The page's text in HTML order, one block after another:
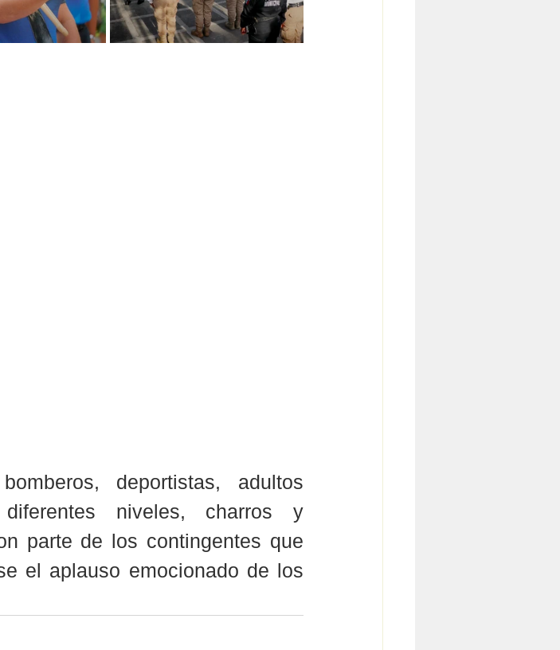
deportistas, adultos
niveles, charros y
parte de los contingentes que
el aplauso emocionado de los